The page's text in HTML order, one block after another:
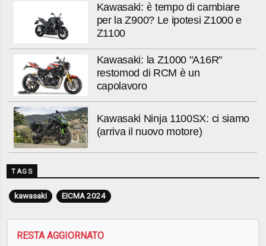
Kawasaki: è tempo di cambiare
per la Z900? Le ipotesi Z1000 e
Z1100
Kawasaki: la Z1000 "A16R"
restomod di RCM è un
capolavoro
Kawasaki Ninja 1100SX: ci siamo
(arriva il nuovo motore)
TAGS
kawasaki EICMA 2024
RESTA AGGIORNATO